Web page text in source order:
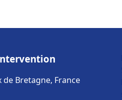
de Bretagne, France